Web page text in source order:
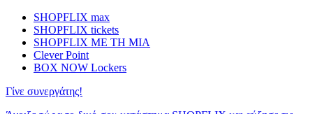
SHOPFLIX max
SHOPFLIX tickets
SHOPFLIX ΜΕ ΤΗ ΜΙΑ
Clever Point
BOX NOW Lockers
Γίνε συνεργάτης!